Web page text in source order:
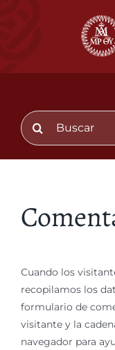
Buscar:
Cuando los
recopilamos los
formulario de
visitante y la
navegador para